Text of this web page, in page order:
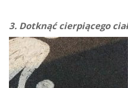
3. Dotknąć cierpiącego